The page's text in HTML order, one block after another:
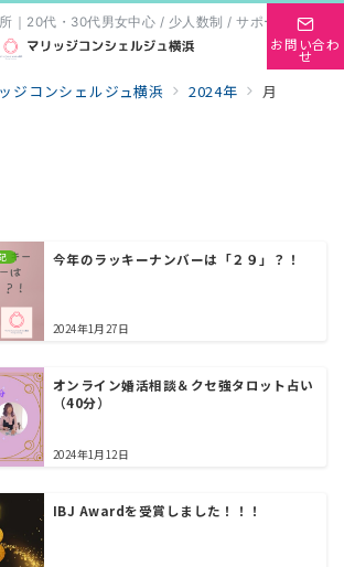
｜20代・30代男女中心 / 少人数制 / サポート重視
お問い合わ
せ
ジコンシェルジュ横浜 2024年 月
今年のラッキーナンバーは「２９」？！
2024年1月27日
オンライン婚活相談＆クセ強タロット占い
（40分）
2024年1月12日
IBJ Awardを受賞しました！！！